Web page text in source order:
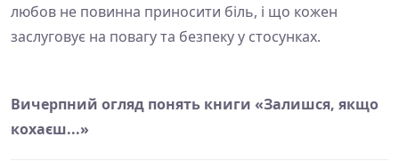
любов не повинна приносити біль, і що кожен
заслуговує на повагу та безпеку у стосунках.
Вичерпний огляд понять книги «Залишся, якщо
кохаєш...»